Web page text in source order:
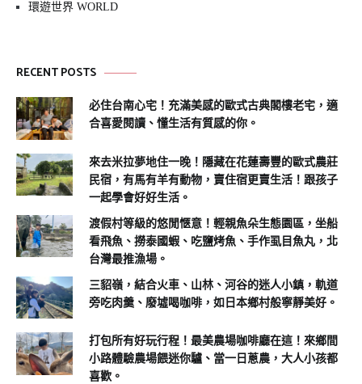
環遊世界 WORLD
RECENT POSTS
必住台南心宅！充滿美感的歐式古典閣樓老宅，適
合喜愛閱讀、懂生活有質感的你。
來去米拉夢地住一晚！隱藏在花蓮壽豐的歐式農莊
民宿，有馬有羊有動物，賣住宿更賣生活！跟孩子
一起學會好好生活。
渡假村等級的悠閒愜意！輕親魚朵生態園區，坐船
看飛魚、撈泰國蝦、吃鹽烤魚、手作虱目魚丸，北
台灣最推漁場。
三貂嶺，結合火車、山林、河谷的迷人小鎮，軌道
旁吃肉羹、廢墟喝咖啡，如日本鄉村般寧靜美好。
打包所有好玩行程！最美農場咖啡廳在這！來鄉間
小路體驗農場餵迷你驢、當一日蔥農，大人小孩都
喜歡。